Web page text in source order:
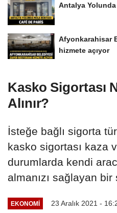
Antalya
Afyonkarahisar
hizmete açıyor
Kasko Sigortası
Alınır?
İsteğe bağlı sigorta
kasko sigortası kaza
durumlarda kendi
almanızı sağlayan bir
EKONOMI 23 Aralık 2021 -